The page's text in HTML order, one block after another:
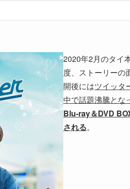
2020年2月のタイ
度、ストーリーの
開後にはツイッタ
中で話題沸騰とな
Blu-ray＆DVD
される。